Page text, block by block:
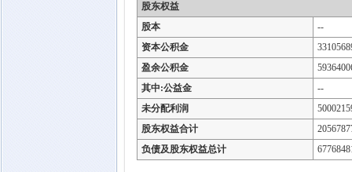
股东权益
股本
--
资本公积金
盈余公积金
其中:公益金
--
未分配利润
股东权益合计
负债及股东权益总计